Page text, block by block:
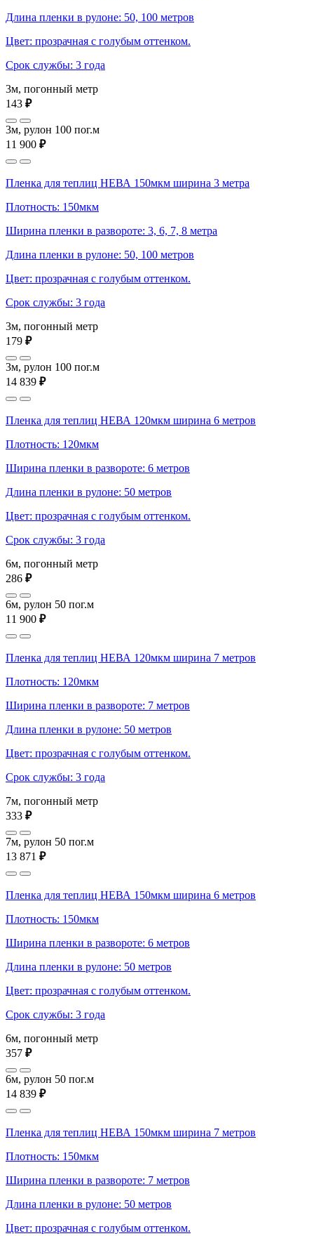
Длина пленки в рулоне: 50, 100 метров
Цвет: прозрачная с голубым оттенком.
Срок службы: 3 года
3м, погонный метр
143 ₽
3м, рулон 100 пог.м
11 900 ₽
Пленка для теплиц НЕВА 150мкм ширина 3 метра
Плотность: 150мкм
Ширина пленки в развороте: 3, 6, 7, 8 метра
Длина пленки в рулоне: 50, 100 метров
Цвет: прозрачная с голубым оттенком.
Срок службы: 3 года
3м, погонный метр
179 ₽
3м, рулон 100 пог.м
14 839 ₽
Пленка для теплиц НЕВА 120мкм ширина 6 метров
Плотность: 120мкм
Ширина пленки в развороте: 6 метров
Длина пленки в рулоне: 50 метров
Цвет: прозрачная с голубым оттенком.
Срок службы: 3 года
6м, погонный метр
286 ₽
6м, рулон 50 пог.м
11 900 ₽
Пленка для теплиц НЕВА 120мкм ширина 7 метров
Плотность: 120мкм
Ширина пленки в развороте: 7 метров
Длина пленки в рулоне: 50 метров
Цвет: прозрачная с голубым оттенком.
Срок службы: 3 года
7м, погонный метр
333 ₽
7м, рулон 50 пог.м
13 871 ₽
Пленка для теплиц НЕВА 150мкм ширина 6 метров
Плотность: 150мкм
Ширина пленки в развороте: 6 метров
Длина пленки в рулоне: 50 метров
Цвет: прозрачная с голубым оттенком.
Срок службы: 3 года
6м, погонный метр
357 ₽
6м, рулон 50 пог.м
14 839 ₽
Пленка для теплиц НЕВА 150мкм ширина 7 метров
Плотность: 150мкм
Ширина пленки в развороте: 7 метров
Длина пленки в рулоне: 50 метров
Цвет: прозрачная с голубым оттенком.